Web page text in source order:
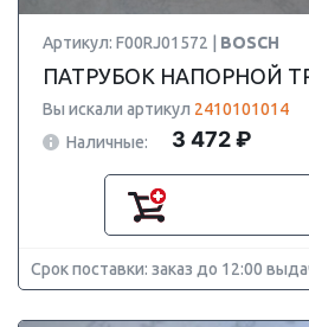
Артикул: F00RJ01572 | BOSCH
ПАТРУБОК НАПОРНОЙ
Вы искали артикул 2410101014
Наличные:
3 472 ₽
Срок поставки: заказ до 12:00